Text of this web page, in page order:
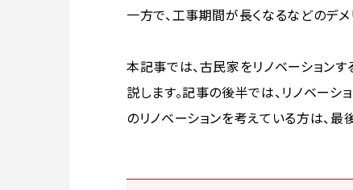
一方で、工事期間が長くなるなどのデメ
本記事では、古民家をリノベーションす
説します。記事の後半では、リノベー
のリノベーションを考えている方は、最